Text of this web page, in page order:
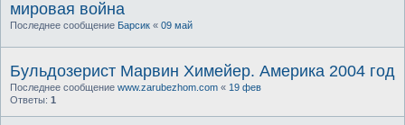
мировая война
Последнее сообщение Барсик « 09 май
Бульдозерист Марвин Химейер. Америка 2004 год
Последнее сообщение www.zarubezhom.com « 19 фев
Ответы: 1